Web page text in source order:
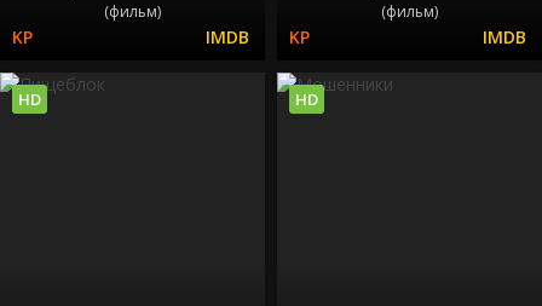
(фильм) (фильм)
HD HD